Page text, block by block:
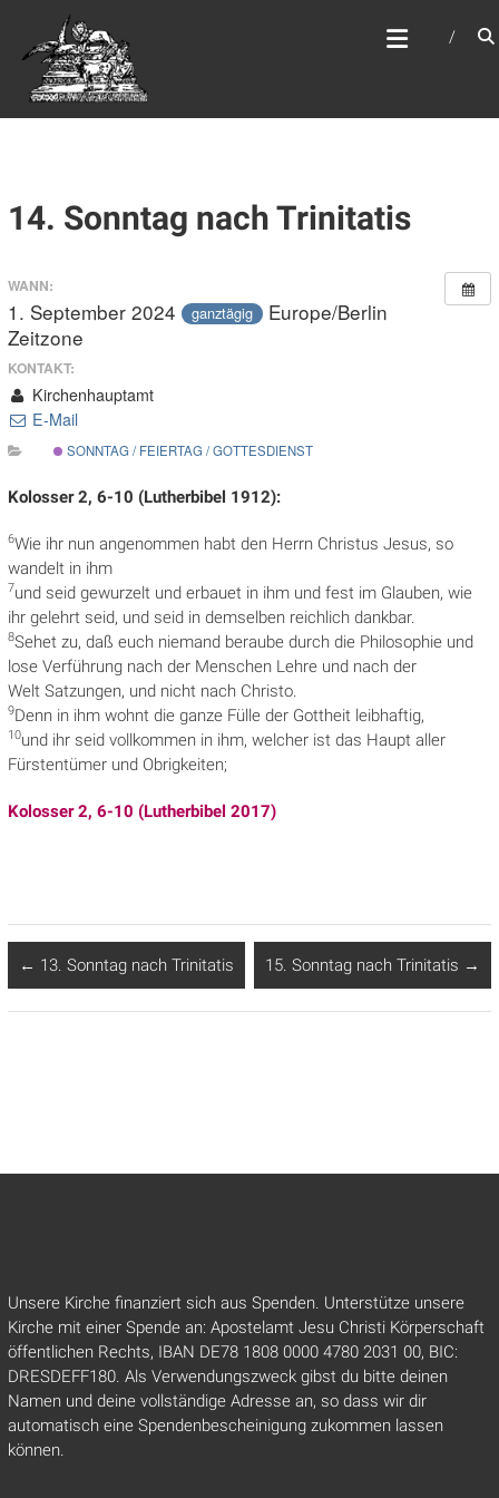
springen
WEBSITE DES
APOSTELAMTES JESU
CHRISTI KÖR
14. Sonntag nach Trinitatis
WANN:
1. September 2024 ganztägig
Europe/Berlin
Zeitzone
KONTAKT:
Kirchenhauptamt
E-Mail
SONNTAG / FEIERTAG / GOTTESDIENST
Kolosser 2, 6-10 (Lutherbibel 1912):
6Wie ihr nun angenommen habt den Herrn Christus Jesus, so
wandelt in ihm
7und seid gewurzelt und erbauet in ihm und fest im Glauben, wie
ihr gelehrt seid, und seid in demselben reichlich dankbar.
8Sehet zu, daß euch niemand beraube durch die Philosophie und
lose Verführung nach der Menschen Lehre und nach der
Welt Satzungen, und nicht nach Christo.
9Denn in ihm wohnt die ganze Fülle der Gottheit leibhaftig,
10und ihr seid vollkommen in ihm, welcher ist das Haupt aller
Fürstentümer und Obrigkeiten;
Kolosser 2, 6-10 (Lutherbibel 2017)
← 13. Sonntag nach Trinitatis 15. Sonntag nach Trinitatis →
Unsere Kirche finanziert sich aus Spenden. Unterstütze unsere
Kirche mit einer Spende an: Apostelamt Jesu Christi Körperschaft
öffentlichen Rechts, IBAN DE78 1808 0000 4780 2031 00, BIC:
DRESDEFF180. Als Verwendungszweck gibst du bitte deinen
Namen und deine vollständige Adresse an, so dass wir dir
automatisch eine Spendenbescheinigung zukommen lassen
können.